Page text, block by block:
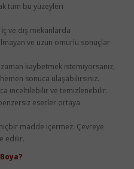
tüm bu yüzeyleri
İç ve dış mekanlarda
ve uzun ömürlü sonuçlar
kaybetmek istemiyorsanız,
hemen sonuca ulaşabilirsiniz.
inceltilebilir ve temizlenebilir.
eserler ortaya
hiçbir madde içermez. Çevreye
edilir.